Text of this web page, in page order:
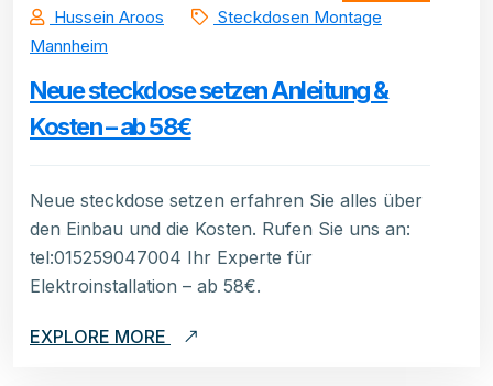
Hussein Aroos
Steckdosen Montage
Mannheim
Neue steckdose setzen Anleitung &
Kosten – ab 58€
Neue steckdose setzen erfahren Sie alles über
den Einbau und die Kosten. Rufen Sie uns an:
tel:015259047004 Ihr Experte für
Elektroinstallation – ab 58€.
EXPLORE MORE